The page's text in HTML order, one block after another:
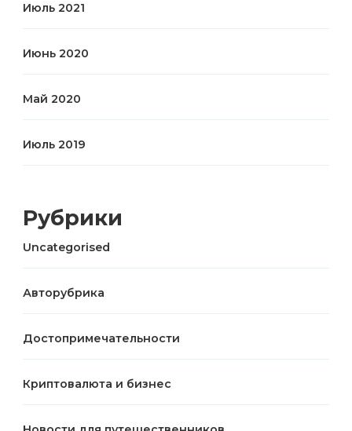
Июль 2021
Июнь 2020
Май 2020
Июль 2019
Рубрики
Uncategorised
Авторубрика
Достопримечательности
Криптовалюта и бизнес